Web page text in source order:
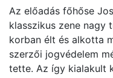
Az előadás főhőse
klasszikus zene nagy
korban élt és alkotta
szerzői jogvédelem
tette. Az így kialakult